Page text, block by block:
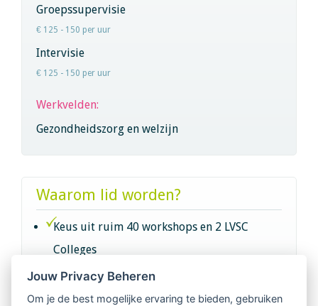
Groepssupervisie
€ 125 - 150 per uur
Intervisie
€ 125 - 150 per uur
Werkvelden:
Gezondheidszorg en welzijn
Waarom lid worden?
Keus uit ruim 40 workshops en 2 LVSC
Colleges
Intervisie met geregistreerde vakgenoten
Jouw Privacy Beheren
Om je de best mogelijke ervaring te bieden, gebruiken